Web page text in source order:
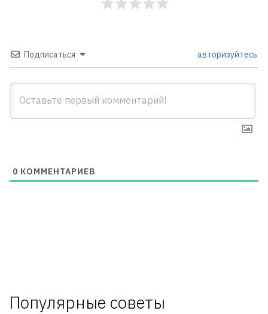
Подписаться авторизуйтесь
0 КОММЕНТАРИЕВ
Популярные советы